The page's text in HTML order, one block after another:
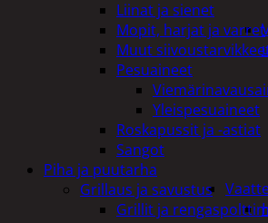
Liinat ja sienet
Mopit, harjat ja varret
Muut
Pesuaineet
Yleispesuaineet
Roskapussit ja -astiat
Sangot
Piha ja puutarha
Grillaus ja savustus
Grillit ja